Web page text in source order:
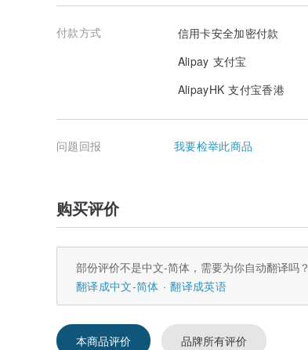
付款方式
信用卡安全加密付款
Alipay 支付宝
AlipayHK 支付宝香港
问题回报 我要检举此商品
购买评价
部份评价不是中文-简体，需要为你自动翻译吗？
翻译成中文-简体
翻译成英语
本商品评价 品牌所有评价